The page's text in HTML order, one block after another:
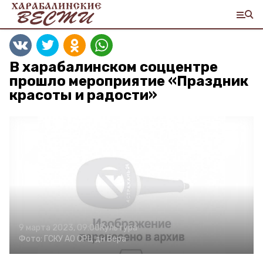
В харабалинском соццентре
прошло мероприятие «Праздник
красоты и радости»
9 марта 2023, 09:00Культура
Фото: ГСКУ АО СРЦ дн Вера